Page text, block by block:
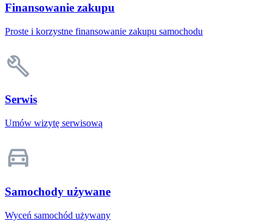
Finansowanie zakupu
Proste i korzystne finansowanie zakupu samochodu
Serwis
Umów wizytę serwisową
Samochody używane
Wyceń samochód używany